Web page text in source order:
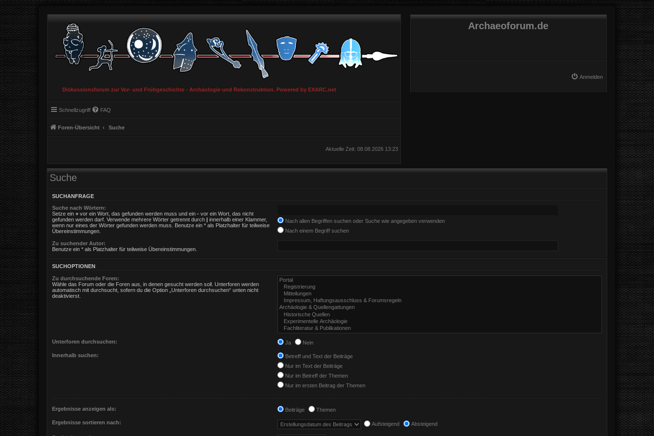
Diskussionsforum zur Vor- und Frühgeschichte - Archäologie und Rekonstruktion. Powered by EXARC.net
Archaeoforum.de
Anmelden
Schnellzugriff FAQ
Foren-Übersicht Suche
Aktuelle Zeit: 08.08.2026 13:23
Suche
SUCHANFRAGE
Suche nach Wörtern:
Setze ein + vor ein Wort, das gefunden werden muss und ein - vor ein Wort, das nicht
gefunden werden darf. Verwende mehrere Wörter getrennt durch | innerhalb einer Klammer,
wenn nur eines der Wörter gefunden werden muss. Benutze ein * als Platzhalter für teilweise
Übereinstimmungen.
Nach allen Begriffen suchen oder Suche wie angegeben verwenden
Nach einem Begriff suchen
Zu suchender Autor:
Benutze ein * als Platzhalter für teilweise Übereinstimmungen.
SUCHOPTIONEN
Zu durchsuchende Foren:
Wähle das Forum oder die Foren aus, in denen gesucht werden soll. Unterforen werden
automatisch mit durchsucht, sofern du die Option „Unterforen durchsuchen“ unten nicht
deaktivierst.
Unterforen durchsuchen: Ja Nein
Innerhalb suchen:
Betreff und Text der Beiträge
Nur im Text der Beiträge
Nur im Betreff der Themen
Nur im ersten Beitrag der Themen
Ergebnisse anzeigen als: Beiträge Themen
Ergebnisse sortieren nach: Aufsteigend Absteigend